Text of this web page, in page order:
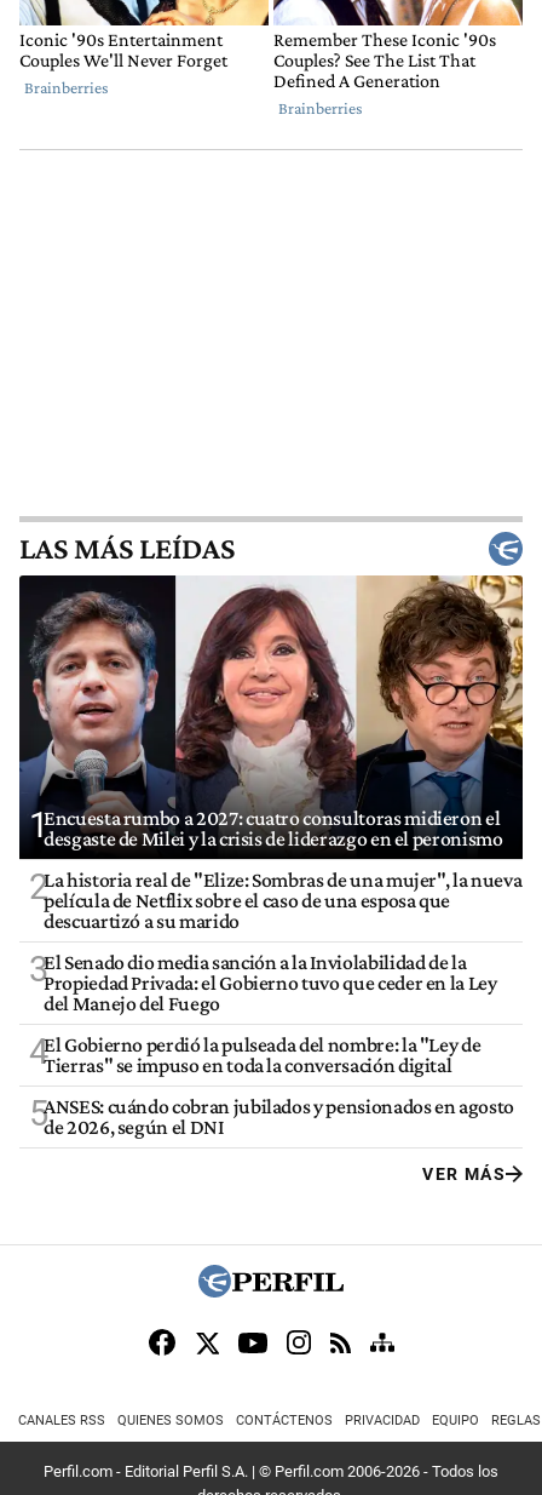
LAS MÁS LEÍDAS
1Encuesta rumbo a 2027: cuatro consultoras midieron el
desgaste de Milei y la crisis de liderazgo en el peronismo
2La historia real de "Elize: Sombras de una mujer", la nueva
película de Netflix sobre el caso de una esposa que
descuartizó a su marido
3El Senado dio media sanción a la Inviolabilidad de la
Propiedad Privada: el Gobierno tuvo que ceder en la Ley
del Manejo del Fuego
4El Gobierno perdió la pulseada del nombre: la "Ley de
Tierras" se impuso en toda la conversación digital
5ANSES: cuándo cobran jubilados y pensionados en agosto
de 2026, según el DNI
VER MÁS
CANALES RSS QUIENES SOMOS CONTÁCTENOS PRIVACIDAD EQUIPO
Perfil.com - Editorial Perfil S.A. | © Perfil.com 2006-2026 - Todos los